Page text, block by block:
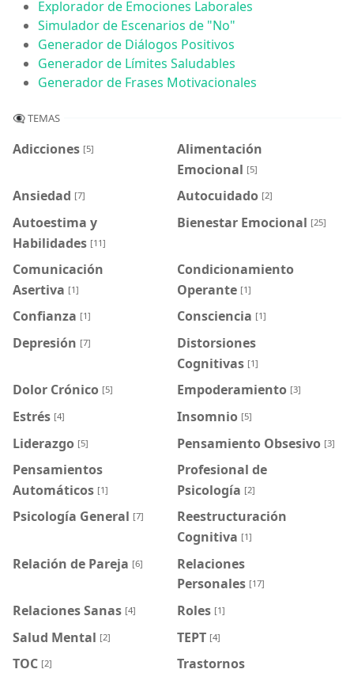
Explorador de Emociones Laborales
Simulador de Escenarios de "No"
Generador de Diálogos Positivos
Generador de Límites Saludables
Generador de Frases Motivacionales
👁️‍🗨️ TEMAS
Adicciones [5]
Alimentación
Emocional [5]
Ansiedad [7] Autocuidado [2]
Autoestima y
Habilidades [11]
Bienestar Emocional [25]
Comunicación
Asertiva [1]
Condicionamiento
Operante [1]
Confianza [1] Consciencia [1]
Depresión [7]
Distorsiones
Cognitivas [1]
Dolor Crónico [5] Empoderamiento [3]
Estrés [4] Insomnio [5]
Liderazgo [5] Pensamiento Obsesivo [3]
Pensamientos
Automáticos [1]
Profesional de
Psicología [2]
Psicología General [7]
Reestructuración
Cognitiva [1]
Relación de Pareja [6]
Relaciones
Personales [17]
Relaciones Sanas [4] Roles [1]
Salud Mental [2] TEPT [4]
TOC [2]
Trastornos